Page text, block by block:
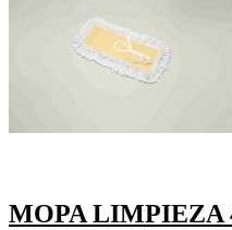
MOPA LIMPIEZA